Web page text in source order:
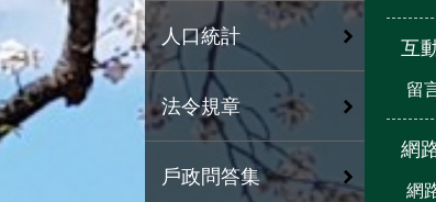
人口統計
法令規章
戶政問答集
互
留
網
網